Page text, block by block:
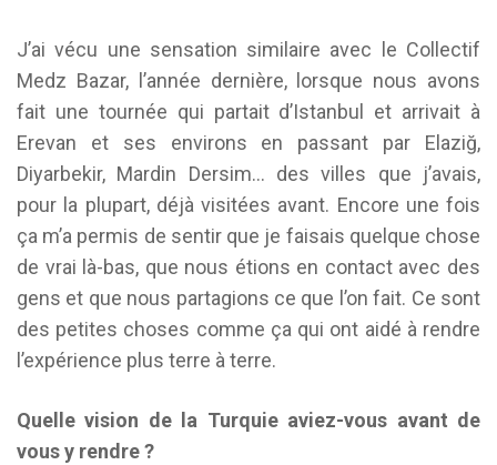
J’ai vécu une sensation similaire avec le Collectif
Medz Bazar, l’année dernière, lorsque nous avons
fait une tournée qui partait d’Istanbul et arrivait à
Erevan et ses environs en passant par Elaziğ,
Diyarbekir, Mardin Dersim… des villes que j’avais,
pour la plupart, déjà visitées avant. Encore une fois
ça m’a permis de sentir que je faisais quelque chose
de vrai là-bas, que nous étions en contact avec des
gens et que nous partagions ce que l’on fait. Ce sont
des petites choses comme ça qui ont aidé à rendre
l’expérience plus terre à terre.
Quelle vision de la Turquie aviez-vous avant de
vous y rendre ?